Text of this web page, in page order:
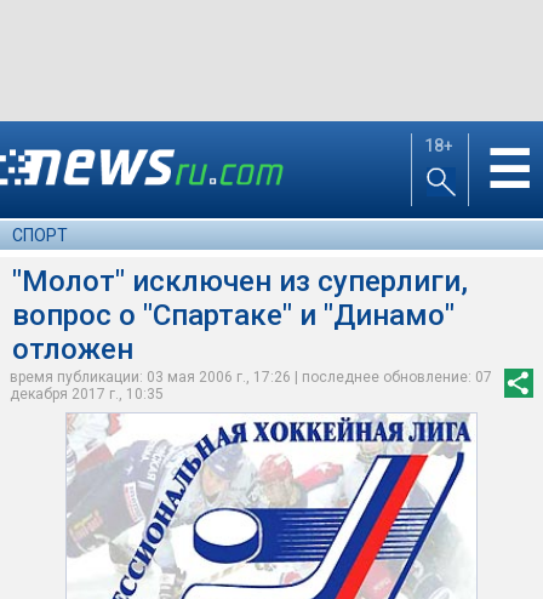
18+ ☰
СПОРТ
"Молот" исключен из суперлиги,
вопрос о "Спартаке" и "Динамо"
отложен
время публикации: 03 мая 2006 г., 17:26 | последнее обновление: 07
декабря 2017 г., 10:35